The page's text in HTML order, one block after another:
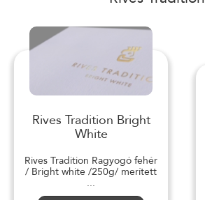
Rives Tradition Bright
White
Rives Tradition Ragyogó fehér
/ Bright white /250g/ merített
...